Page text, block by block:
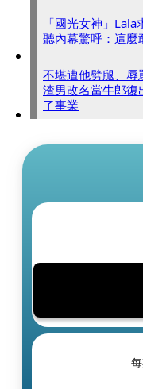
「國光女神」
聽內幕驚呼：這麼
不堪遭他劈腿、
渣男改名當牛郎復
了事業